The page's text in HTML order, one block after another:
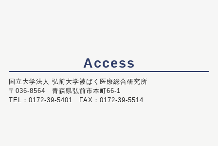
Access
国立大学法人 弘前大学被ばく医療総合研究所
〒036-8564 青森県弘前市本町66-1
TEL：0172-39-5401 FAX：0172-39-5514